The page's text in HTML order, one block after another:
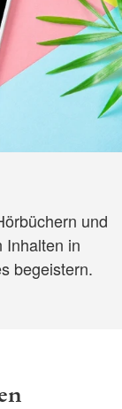
und
Inhalten in
begeistern.